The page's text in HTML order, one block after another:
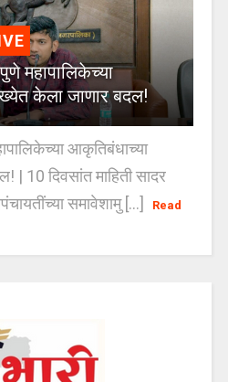
महापालिकेच्या
केला जाणार बदल!
आकृतिबंधाच्या
10 दिवसांत माहिती सादर
समावेशामु [...]
Read